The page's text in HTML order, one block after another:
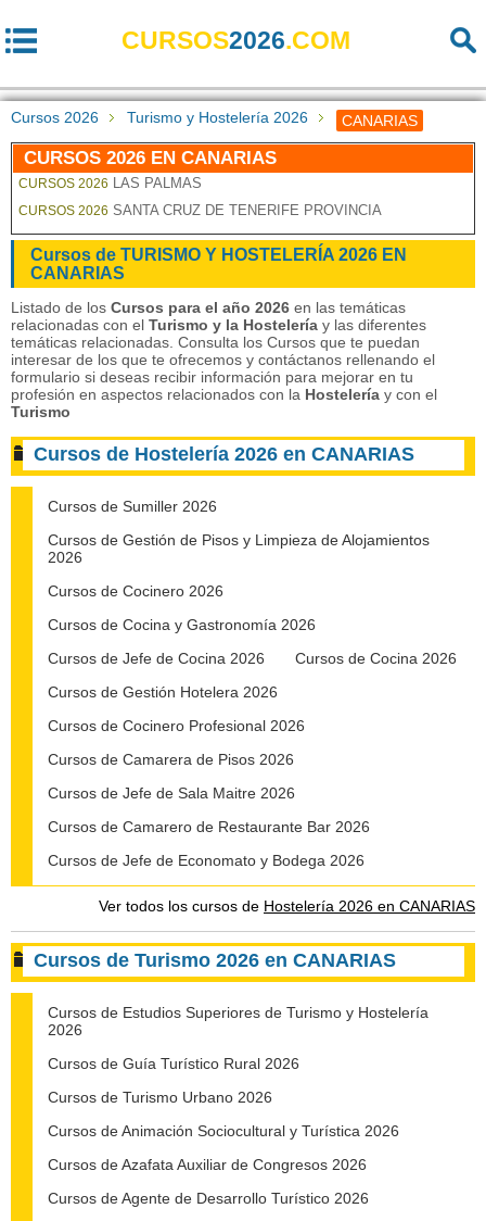
CURSOS2026.COM
Cursos 2026 Turismo y Hostelería 2026 CANARIAS
CURSOS 2026 EN CANARIAS
CURSOS 2026 LAS PALMAS
CURSOS 2026 SANTA CRUZ DE TENERIFE PROVINCIA
Cursos de TURISMO Y HOSTELERÍA 2026 EN
CANARIAS
Listado de los Cursos para el año 2026 en las temáticas
relacionadas con el Turismo y la Hostelería y las diferentes
temáticas relacionadas. Consulta los Cursos que te puedan
interesar de los que te ofrecemos y contáctanos rellenando el
formulario si deseas recibir información para mejorar en tu
profesión en aspectos relacionados con la Hostelería y con el
Turismo
Cursos de Hostelería 2026 en CANARIAS
Cursos de Sumiller 2026
Cursos de Gestión de Pisos y Limpieza de Alojamientos
2026
Cursos de Cocinero 2026
Cursos de Cocina y Gastronomía 2026
Cursos de Jefe de Cocina 2026
Cursos de Cocina 2026
Cursos de Gestión Hotelera 2026
Cursos de Cocinero Profesional 2026
Cursos de Camarera de Pisos 2026
Cursos de Jefe de Sala Maitre 2026
Cursos de Camarero de Restaurante Bar 2026
Cursos de Jefe de Economato y Bodega 2026
Ver todos los cursos de Hostelería 2026 en CANARIAS
Cursos de Turismo 2026 en CANARIAS
Cursos de Estudios Superiores de Turismo y Hostelería
2026
Cursos de Guía Turístico Rural 2026
Cursos de Turismo Urbano 2026
Cursos de Animación Sociocultural y Turística 2026
Cursos de Azafata Auxiliar de Congresos 2026
Cursos de Agente de Desarrollo Turístico 2026